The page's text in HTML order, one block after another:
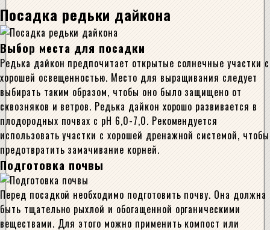
Посадка редьки дайкона
Выбор места для посадки
Редька дайкон предпочитает открытые солнечные участки с
хорошей освещенностью. Место для выращивания следует
выбирать таким образом, чтобы оно было защищено от
сквозняков и ветров. Редька дайкон хорошо развивается в
плодородных почвах с pH 6,0-7,0. Рекомендуется
использовать участки с хорошей дренажной системой, чтобы
предотвратить замачивание корней.
Подготовка почвы
Перед посадкой необходимо подготовить почву. Она должна
быть тщательно рыхлой и обогащенной органическими
веществами. Для этого можно применить компост или